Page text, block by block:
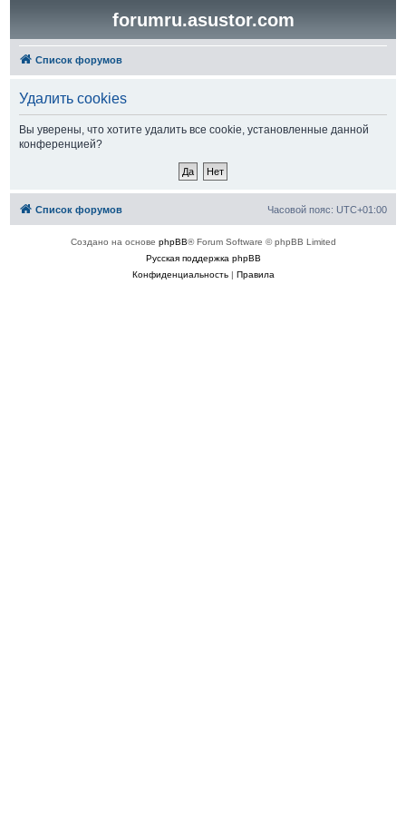
forumru.asustor.com
Список форумов
Удалить cookies
Вы уверены, что хотите удалить все cookie, установленные данной
конференцией?
Список форумов Часовой пояс: UTC+01:00
Создано на основе phpBB® Forum Software © phpBB Limited
Русская поддержка phpBB
Конфиденциальность| Правила